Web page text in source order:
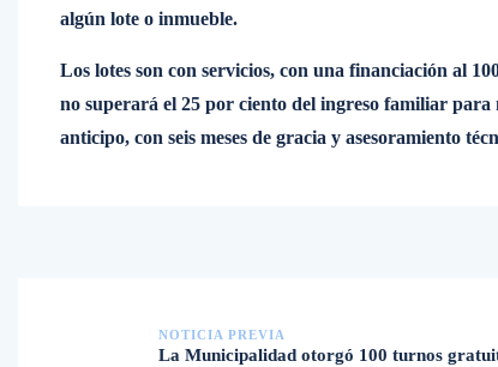
algún lote o inmueble.
Los lotes son con servicios, con una financiación al
no superará el 25 por ciento del ingreso familiar
anticipo, con seis meses de gracia y asesoramiento
NOTICIA PREVIA
La Municipalidad otorgó 100 turnos